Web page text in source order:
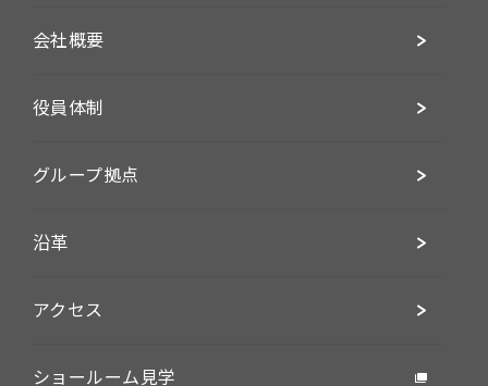
会社概要
役員体制
グループ拠点
沿革
アクセス
ショールーム見学